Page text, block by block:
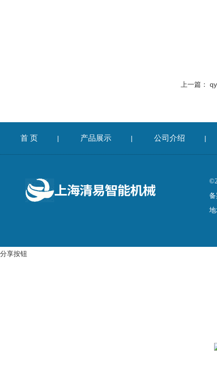
上一篇：
首 页 | 产品展示 | 公司介绍 |
备
分享按钮